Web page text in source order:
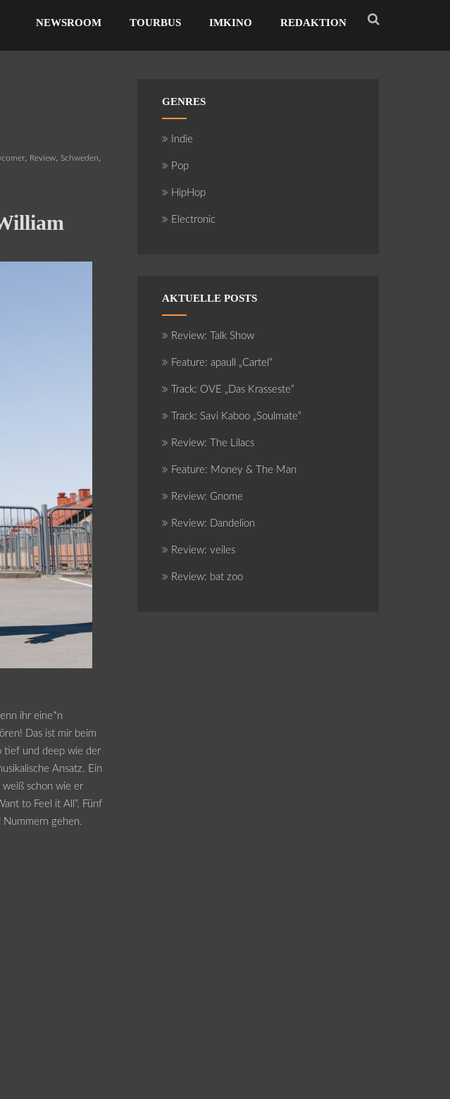
NEWSROOM TOURBUS IMKINO REDAKTION
, Review, Schweden,
ihr eine*n
Das ist mir beim
tief und deep wie der
Ansatz. Ein
weiß schon wie er
to Feel it All“. Fünf
Nummern gehen.
GENRES
Indie
Pop
HipHop
Electronic
AKTUELLE POSTS
Review: Talk Show
Feature: apaull „Cartel“
Track: OVE „Das Krasseste“
Track: Savi Kaboo „Soulmate“
Review: The Lilacs
Feature: Money & The Man
Review: Gnome
Review: Dandelion
Review: veiles
Review: bat zoo